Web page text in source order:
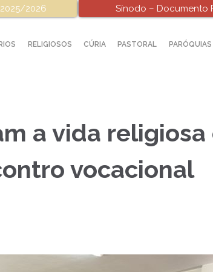
2026 Sínodo – Documento
RELIGIOSOS CÚRIA PASTORAL PARÓQUIAS
a vida religiosa
vocacional